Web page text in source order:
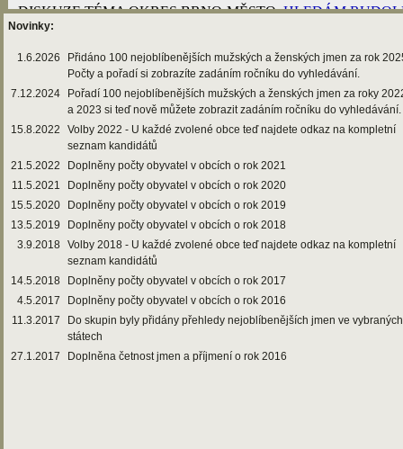
Novinky:
1.6.2026
Přidáno 100 nejoblíbenějších mužských a ženských jmen za rok
Počty a pořadí si zobrazíte zadáním ročníku do vyhledávání.
7.12.2024
Pořadí 100 nejoblíbenějších mužských a ženských jmen za roky
a 2023 si teď nově můžete zobrazit zadáním ročníku do vyhledávání.
15.8.2022
Volby 2022 - U každé zvolené obce teď najdete odkaz na kompletní
seznam kandidátů
21.5.2022
Doplněny počty obyvatel v obcích o rok 2021
11.5.2021
Doplněny počty obyvatel v obcích o rok 2020
15.5.2020
Doplněny počty obyvatel v obcích o rok 2019
13.5.2019
Doplněny počty obyvatel v obcích o rok 2018
3.9.2018 Volby 2018 - U každé zvolené obce teď najdete odkaz na kompletní
seznam kandidátů
14.5.2018
Doplněny počty obyvatel v obcích o rok 2017
4.5.2017
Doplněny počty obyvatel v obcích o rok 2016
11.3.2017
Do skupin byly přidány přehledy nejoblíbenějších jmen ve vybraných
státech
27.1.2017
Doplněna četnost jmen a příjmení o rok 2016